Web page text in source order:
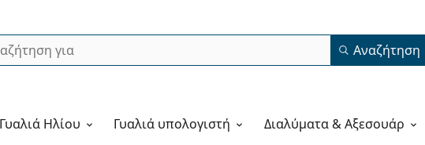
Αναζήτηση
Γυαλιά Ηλίου Γυαλιά υπολογιστή Διαλύματα & Αξεσουάρ